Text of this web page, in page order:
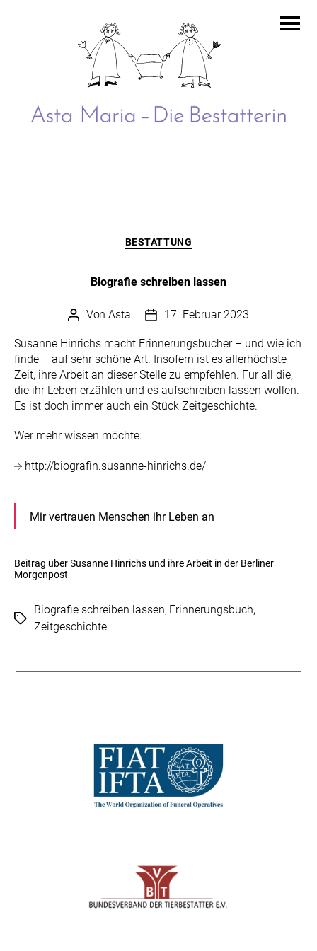
Kategorien
BESTATTUNG
Biografie schreiben lassen
Beitragsautor
Von Asta Beitragsdatum
17. Februar 2023
Susanne Hinrichs macht Erinnerungsbücher – und wie ich
finde – auf sehr schöne Art. Insofern ist es allerhöchste
Zeit, ihre Arbeit an dieser Stelle zu empfehlen. Für all die,
die ihr Leben erzählen und es aufschreiben lassen wollen.
Es ist doch immer auch ein Stück Zeitgeschichte.
Wer mehr wissen möchte:
http://biografin.susanne-hinrichs.de/
Mir vertrauen Menschen ihr Leben an
Beitrag über Susanne Hinrichs und ihre Arbeit in der Berliner
Morgenpost
Schlagwörter
Biografie schreiben lassen, Erinnerungsbuch,
Zeitgeschichte